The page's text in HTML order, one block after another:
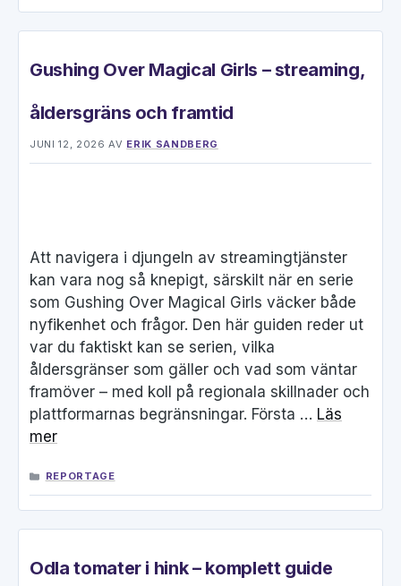
Gushing Over Magical Girls – streaming,
åldersgräns och framtid
JUNI 12, 2026 AV ERIK SANDBERG
Att navigera i djungeln av streamingtjänster
kan vara nog så knepigt, särskilt när en serie
som Gushing Over Magical Girls väcker både
nyfikenhet och frågor. Den här guiden reder ut
var du faktiskt kan se serien, vilka
åldersgränser som gäller och vad som väntar
framöver – med koll på regionala skillnader och
plattformarnas begränsningar. Första … Läs
mer
KATEGORIER
REPORTAGE
Odla tomater i hink – komplett guide